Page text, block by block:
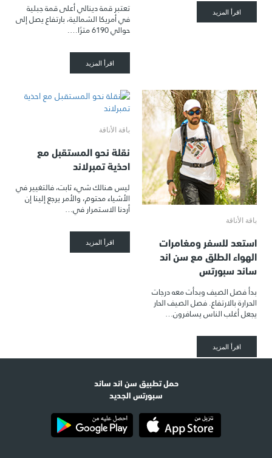
اقرأ المزيد تعتبر قمة دينالي أعلى قمة جبلية
في أمريكا الشمالية، بارتفاع يصل إلى
حوالي 6190 مترًا….
اقرأ المزيد
باقة الأناقة
استعد للسفر ومغامرات
الهواء الطلق مع سن اند
ساند سبورتس
بدأ فصل الصيف وبدأت معه درجات
الحرارة بالارتفاع. فصل الصيف الحار
يجعل أغلب الناس يسافرون…
اقرأ المزيد
باقة الأناقة
نقلة نحو المستقبل مع
احذية تمبرلاند
ليس هنالك شيء ثابت، فالتغيير في
الأشياء محتوم، والأمر يرجع إلينا إن
أردنا الاستمرار في…
اقرأ المزيد
حمل تطبيق سن اند ساند
سبورتس الجديد